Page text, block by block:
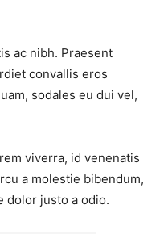
ac nibh. Praesent
convallis eros
sodales eu dui vel,
viverra, id venenatis
a molestie bibendum,
dolor justo a odio.